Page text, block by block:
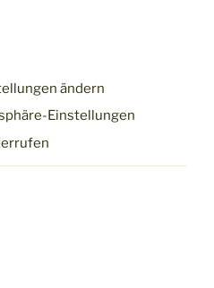
ändern
Einstellungen